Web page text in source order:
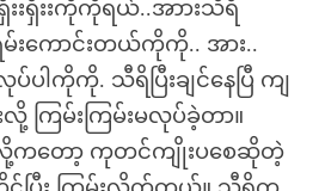
းရှီးးကိုကိုရယ်..အာားသီရိ
မ်းကောင်းတယ်ကိုကို.. အား..
ပ်ပါကိုကို. သီရိပြီးချင်နေပြီ ကျ
လို့ ကြမ်းကြမ်းမလုပ်ခဲ့တာ။
လို့ကတော့ ကုတင်ကျိုးပစေဆိုတဲ့